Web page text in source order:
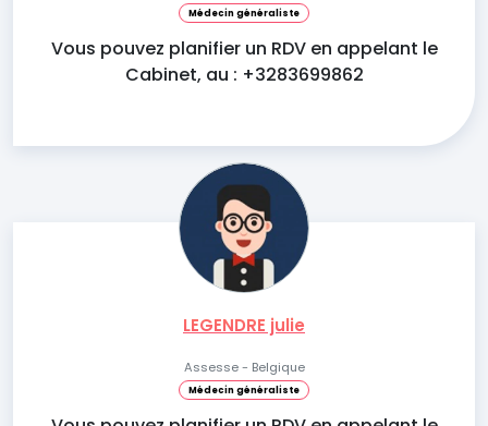
Médecin généraliste
Vous pouvez planifier un RDV en appelant le
Cabinet, au : +3283699862
LEGENDRE julie
Assesse - Belgique
Médecin généraliste